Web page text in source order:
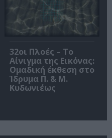
32οι Πλοές – Το
Αίνιγμα της Εικόνας:
Ομαδική έκθεση στο
Ίδρυμα Π. & Μ.
Κυδωνιέως